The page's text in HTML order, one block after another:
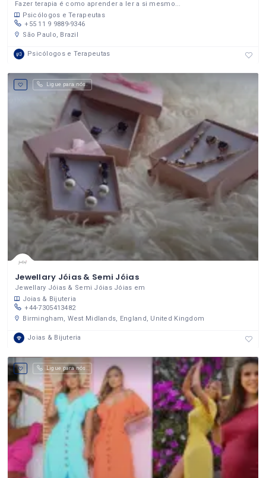
Fazer terapia é como aprender a ler a si mesmo...
Psicólogos e Terapeutas
+55 11 9 9889-9346
São Paulo, Brazil
Psicólogos e Terapeutas
Ligue para nós.
Jewellary Jóias & Semi Jóias
Jewellary Jóias & Semi Jóias Jóias em
Joias & Bijuteria
+44-7305413482
Birmingham, West Midlands, England, United Kingdom
Joias & Bijuteria
Ligue para nós.